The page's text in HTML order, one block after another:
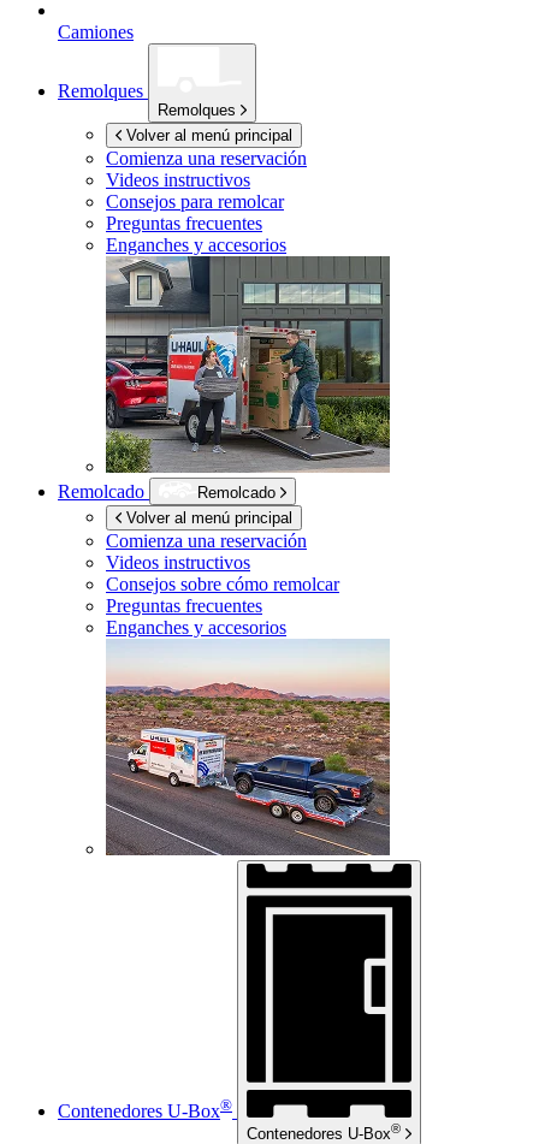
Camiones
Remolques
Remolques
Volver al menú principal
Comienza una reservación
Videos instructivos
Consejos para remolcar
Preguntas frecuentes
Enganches y accesorios
Remolcado
Remolcado
Volver al menú principal
Comienza una reservación
Videos instructivos
Consejos sobre cómo remolcar
Preguntas frecuentes
Enganches y accesorios
Contenedores U-Box®
Contenedores U-Box®